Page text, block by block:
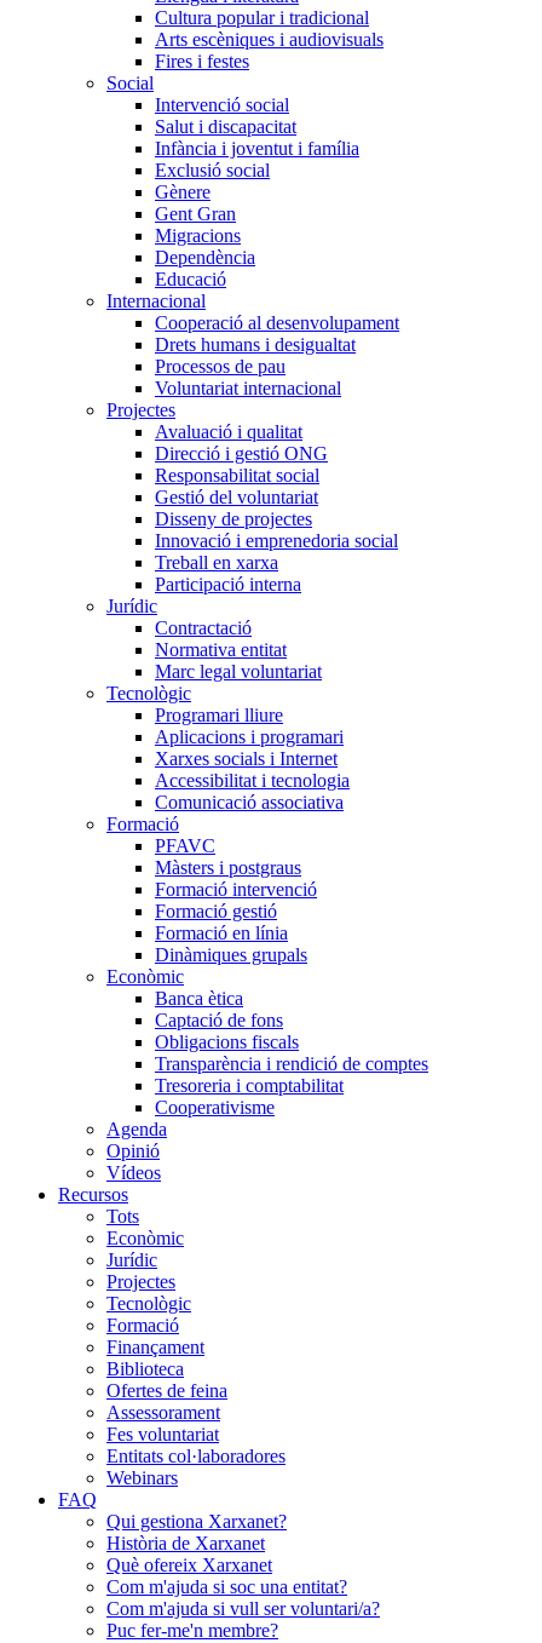
Cultura popular i tradicional
Arts escèniques i audiovisuals
Fires i festes
Social
Intervenció social
Salut i discapacitat
Infància i joventut i família
Exclusió social
Gènere
Gent Gran
Migracions
Dependència
Educació
Internacional
Cooperació al desenvolupament
Drets humans i desigualtat
Processos de pau
Voluntariat internacional
Projectes
Avaluació i qualitat
Direcció i gestió ONG
Responsabilitat social
Gestió del voluntariat
Disseny de projectes
Innovació i emprenedoria social
Treball en xarxa
Participació interna
Jurídic
Contractació
Normativa entitat
Marc legal voluntariat
Tecnològic
Programari lliure
Aplicacions i programari
Xarxes socials i Internet
Accessibilitat i tecnologia
Comunicació associativa
Formació
PFAVC
Màsters i postgraus
Formació intervenció
Formació gestió
Formació en línia
Dinàmiques grupals
Econòmic
Banca ètica
Captació de fons
Obligacions fiscals
Transparència i rendició de comptes
Tresoreria i comptabilitat
Cooperativisme
Agenda
Opinió
Vídeos
Recursos
Tots
Econòmic
Jurídic
Projectes
Tecnològic
Formació
Finançament
Biblioteca
Ofertes de feina
Assessorament
Fes voluntariat
Entitats col·laboradores
Webinars
FAQ
Qui gestiona Xarxanet?
Història de Xarxanet
Què ofereix Xarxanet
Com m'ajuda si soc una entitat?
Com m'ajuda si vull ser voluntari/a?
Puc fer-me'n membre?